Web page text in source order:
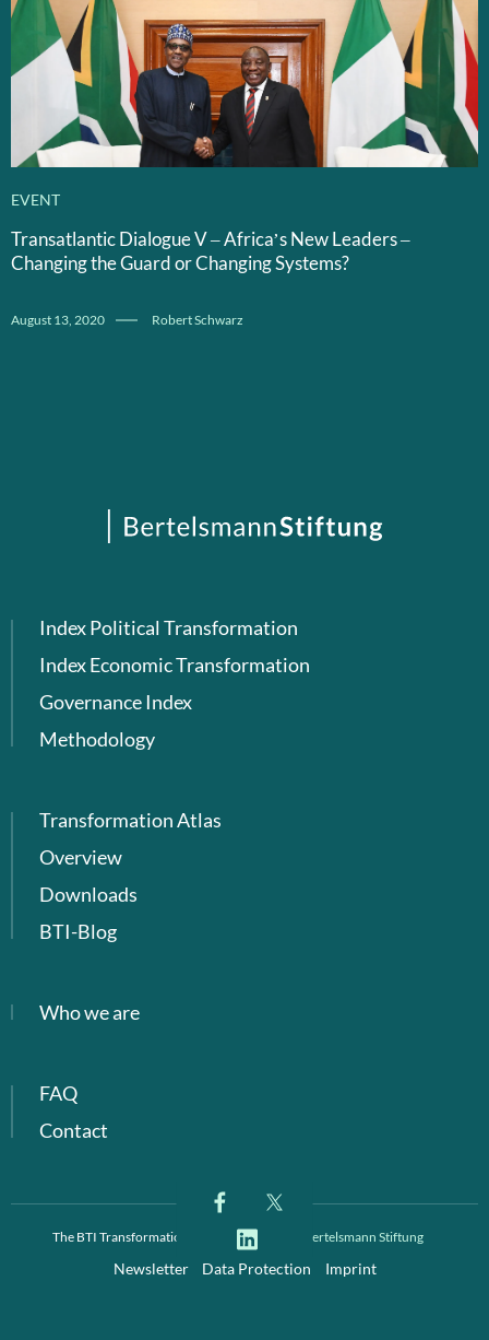
EVENT
Transatlantic Dialogue V – Africa’s New Leaders –
Changing the Guard or Changing Systems?
August 13, 2020 Robert Schwarz
Index Political Transformation
Index Economic Transformation
Governance Index
Methodology
Transformation Atlas
Overview
Downloads
BTI-Blog
Who we are
FAQ
Contact
The BTI Transformation Index is a project of Bertelsmann Stiftung
Newsletter Data Protection Imprint